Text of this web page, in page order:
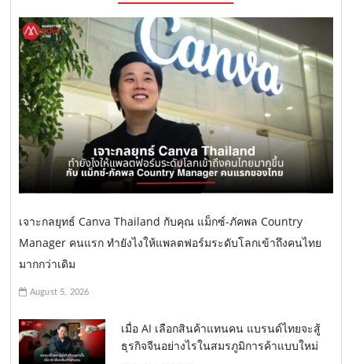
เจาะกลยุทธ์ Canva Thailand กับคุณ แม็กซ์-ภัคพล Country
Manager คนแรก ทำยังไงให้แพลตฟอร์มระดับโลกเข้าถึงคนไทย
มากกว่าเดิม
August 5, 2026
เมื่อ AI เลือกสินค้าแทนคน แบรนด์ไทยจะสู้
ธุรกิจจีนอย่างไรในสมรภูมิการค้าแบบใหม่